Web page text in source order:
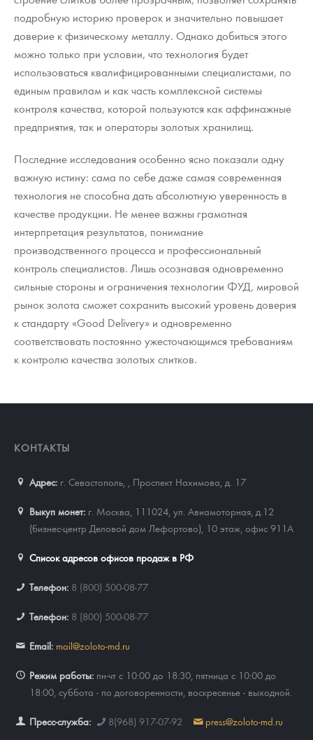
подробную историю проверок и значительно повышает
доверие к физическому металлу. Однако добиться этого
можно только при условии, что технология будет
использоваться квалифицированными специалистами, по
единым правилам и как часть комплексной системы
контроля качества, которой пользуются как аффинажные
предприятия, так и операторы золотых хранилищ.
Последние исследования особенно ясно показали одну
важную истину: сама по себе даже самая современная
технология не способна дать абсолютную уверенность в
качестве продукции. Не менее важны грамотная
интерпретация результатов, понимание
производственного процесса и профессиональный
контроль специалистов. Лишь осознавая одновременно
сильные стороны и ограничения технологии ФУД, мировой
рынок золота сможет сохранить высокий уровень доверия
к стандарту «Good Delivery» и одновременно
соответствовать постоянно ужесточающимся требованиям
к контролю качества золотых слитков.
КОНТАКТЫ
Адрес: г. Севастополь, Проспект Нахимова, д. 17
Выкуп монет: г. Москва, 111024, ул. Авиамоторная, д.12
(бизнес-центр Деловой дом Лефортово), 10 этаж, офис 911А
Список адресов офисов продаж в РФ
Телефон: 8 (800) 500-08-77
Телефон: 8 (800) 500-08-77
Email: mail@zoloto-md.ru
Режим работы: пн-чт с 10:00 до 18:30, пятница с 10:00 до
18:00, суббота - по договоренности, воскресенье - выходной.
Пресс-служба: 8(968) 917-07-92 press@zoloto-md.ru